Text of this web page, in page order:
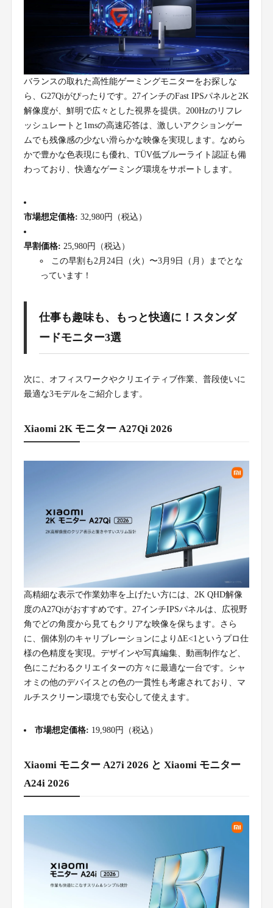
バランスの取れた高性能ゲーミングモニターをお探しな
ら、G27Qiがぴったりです。27インチのFast IPSパネルと2K
解像度が、鮮明で広々とした視界を提供。200Hzのリフレ
ッシュレートと1msの高速応答は、激しいアクションゲー
ムでも残像感の少ない滑らかな映像を実現します。なめら
かで豊かな色表現にも優れ、TÜV低ブルーライト認証も備
わっており、快適なゲーミング環境をサポートします。
市場想定価格: 32,980円（税込）
早割価格: 25,980円（税込）
この早割も2月24日（火）〜3月9日（月）までとな
っています！
仕事も趣味も、もっと快適に！スタンダ
ードモニター3選
次に、オフィスワークやクリエイティブ作業、普段使いに
最適な3モデルをご紹介します。
Xiaomi 2K モニター A27Qi 2026
高精細な表示で作業効率を上げたい方には、2K QHD解像
度のA27Qiがおすすめです。27インチIPSパネルは、広視野
角でどの角度から見てもクリアな映像を保ちます。さら
に、個体別のキャリブレーションによりΔE<1というプロ仕
様の色精度を実現。デザインや写真編集、動画制作など、
色にこだわるクリエイターの方々に最適な一台です。シャ
オミの他のデバイスとの色の一貫性も考慮されており、マ
ルチスクリーン環境でも安心して使えます。
市場想定価格: 19,980円（税込）
Xiaomi モニター A27i 2026 と Xiaomi モニター
A24i 2026